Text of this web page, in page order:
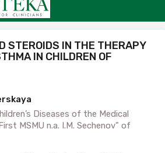
STEROIDS IN THE THERAPY
IN CHILDREN OF
Diseases of the Medical
MSMU n.a. I.M. Sechenov" of